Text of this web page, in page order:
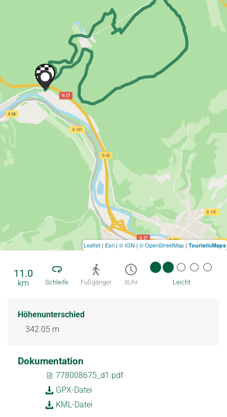
11.0
km Schleife Fußgänger 3Uhr Leicht
Höhenunterschied
342.05 m
Dokumentation
778008675_d1.pdf
GPX-Datei
KML-Datei
Leaflet | Esri | © IGN | © OpenStreetMap | TouristicMaps